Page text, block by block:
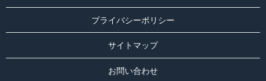
プライバシーポリシー
サイトマップ
お問い合わせ